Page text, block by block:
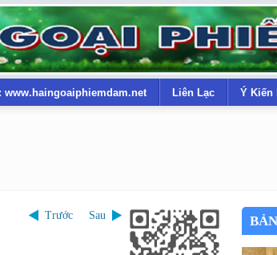
www.haingoaiphiemdam.net Liên Lạc Ý Kiến
Trước Sau